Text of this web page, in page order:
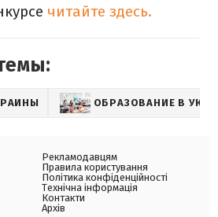
читайте здесь.
ОБРАЗОВАНИЕ В
Рекламодавцям
Правила користування
Політика конфіденційності
Технічна інформація
Контакти
Архів